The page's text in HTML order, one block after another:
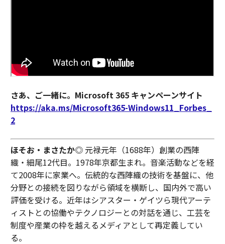
さあ、ご一緒に。Microsoft 365 キャンペーンサイト
https://aka.ms/Microsoft365-Windows11_Forbes_
2
ほそお・まさたか◎ 元禄元年（1688年）創業の西陣
織・細尾12代目。1978年京都生まれ。音楽活動などを経
て2008年に家業へ。伝統的な西陣織の技術を基盤に、他
分野との接続を図りながら領域を横断し、国内外で高い
評価を受ける。近年はシアスター・ゲイツら現代アーテ
ィストとの協働やテクノロジーとの対話を通じ、工芸を
制度や産業の枠を越えるメディアとして再定義してい
る。